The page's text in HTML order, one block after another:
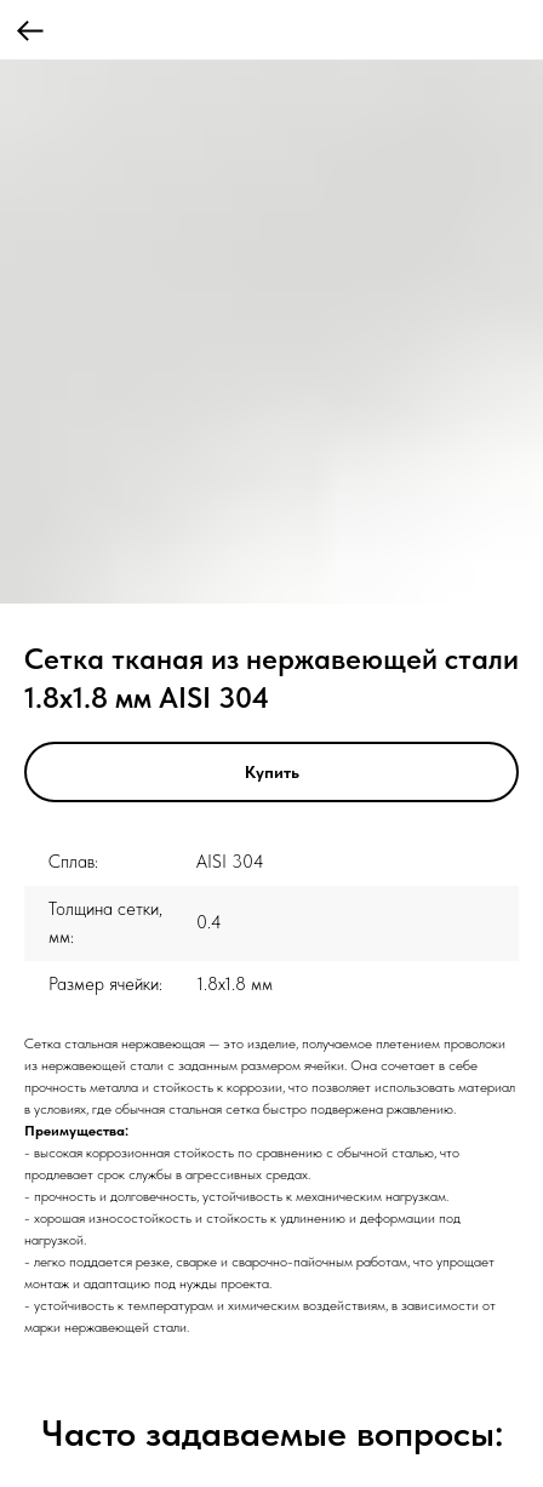
Сетка тканая из нержавеющей стали
1.8x1.8 мм AISI 304
Купить
Сплав: AISI 304
Толщина сетки,
мм:
0.4
Размер ячейки: 1.8x1.8 мм
Сетка стальная нержавеющая — это изделие, получаемое плетением проволоки
из нержавеющей стали с заданным размером ячейки. Она сочетает в себе
прочность металла и стойкость к коррозии, что позволяет использовать материал
в условиях, где обычная стальная сетка быстро подвержена ржавлению.
Преимущества:
- высокая коррозионная стойкость по сравнению с обычной сталью, что
продлевает срок службы в агрессивных средах.
- прочность и долговечность, устойчивость к механическим нагрузкам.
- хорошая износостойкость и стойкость к удлинению и деформации под
нагрузкой.
- легко поддается резке, сварке и сварочно-пайочным работам, что упрощает
монтаж и адаптацию под нужды проекта.
- устойчивость к температурам и химическим воздействиям, в зависимости от
марки нержавеющей стали.
Часто задаваемые вопросы: